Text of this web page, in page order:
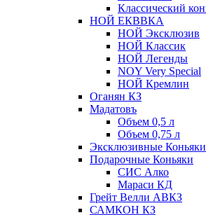
Классический
НОЙ ЕКВВКА
НОЙ Эксклюзив
НОЙ Классик
НОЙ Легенды
NOY Very Speсial
НОЙ Кремлин
Оганян КЗ
Мадатовъ
Объем 0,5 л
Объем 0,75 л
Эксклюзивные Коньяки
Подарочные Коньяки
СИС Алко
Мараси КД
Грейт Велли АВКЗ
САМКОН КЗ